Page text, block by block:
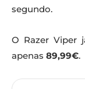
segundo.
O Razer Viper
apenas 89,99€.